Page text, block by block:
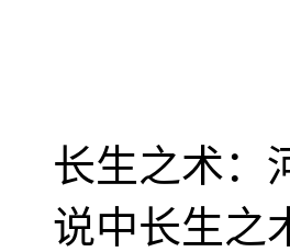
长生之术：
说中长生之